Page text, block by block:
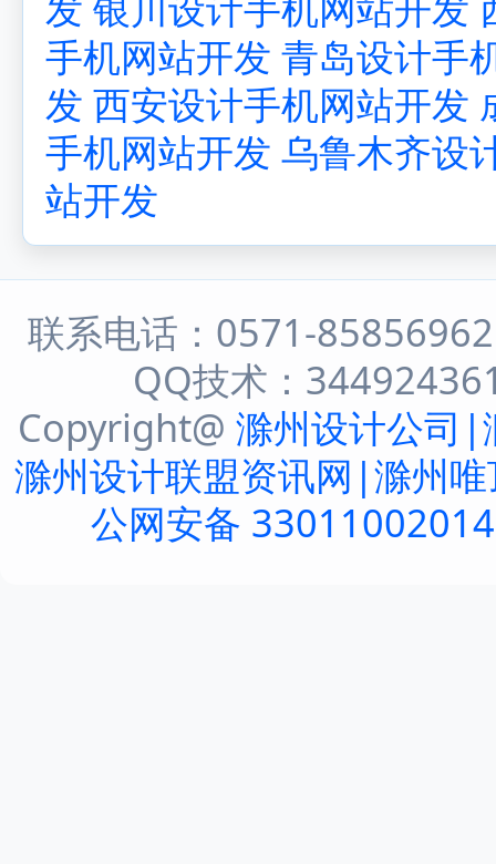
手机网站开发 青岛设计手
发 西安设计手机网站开发
手机网站开发 乌鲁木齐设
站开发
联系电话：0571-
QQ技术：
Copyright@ 滁州设计公司|
滁州设计联盟资讯网|滁州
公网安备